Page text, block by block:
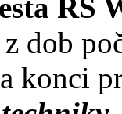
RS
dob
konci